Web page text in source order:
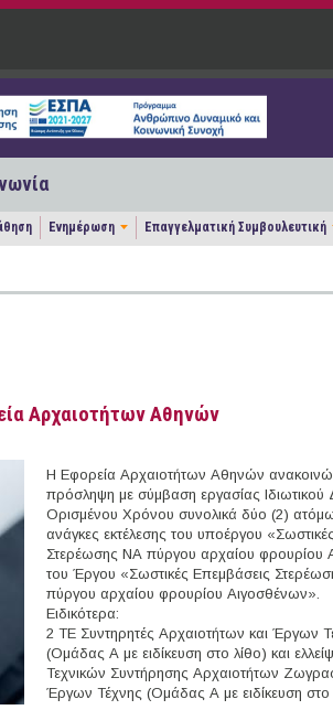
Ενημέρωση Επαγγελματική Συμβουλευτική
Αρχαιοτήτων Αθηνών
Η Εφορεία Αρχαιοτήτων Αθηνών
πρόσληψη με σύμβαση εργασίας Ιδιωτικού
Ορισμένου Χρόνου συνολικά δύο (2)
ανάγκες εκτέλεσης του υποέργου
Στερέωσης ΝΑ πύργου αρχαίου φρουρίου
του Έργου «Σωστικές Επεμβάσεις
πύργου αρχαίου φρουρίου Αιγοσθένων».
Ειδικότερα:
2 ΤΕ Συντηρητές Αρχαιοτήτων και Έργων
(Ομάδας Α με ειδίκευση στο λίθο) και
Τεχνικών Συντήρησης Αρχαιοτήτων
Έργων Τέχνης (Ομάδας Α με ειδίκευση στο